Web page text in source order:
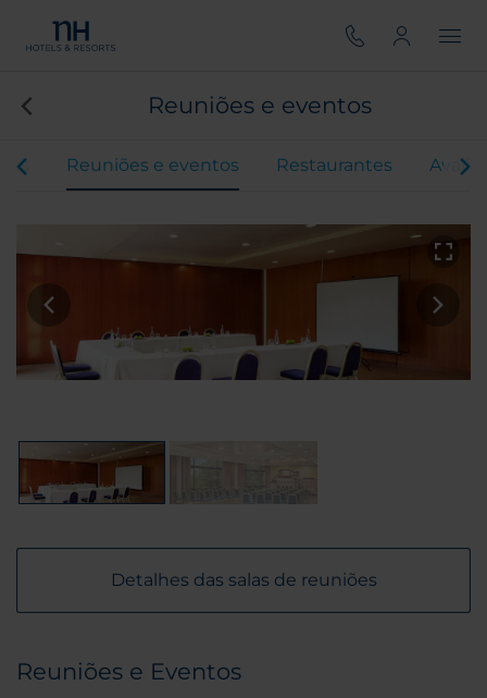
Reuniões e eventos
Reuniões e eventos Restaurantes
Detalhes das salas de reuniões
Reuniões e Eventos